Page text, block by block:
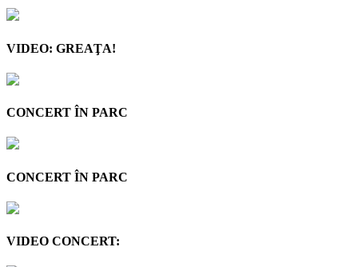
VIDEO: GREAŢA!
CONCERT ÎN PARC
CONCERT ÎN PARC
VIDEO CONCERT: